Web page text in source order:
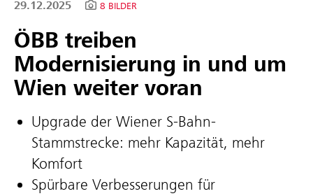
29.12.2025 8 BILDER
ÖBB treiben
Modernisierung in und um
Wien weiter voran
Upgrade der Wiener S-Bahn-
Stammstrecke: mehr Kapazität, mehr
Komfort
Spürbare Verbesserungen für